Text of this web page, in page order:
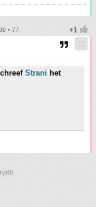
• 77
Strani het